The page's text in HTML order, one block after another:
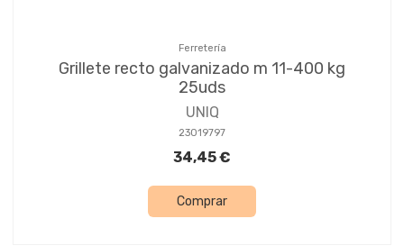
Ferretería
Grillete recto galvanizado m 11-400 kg
25uds
UNIQ
23019797
34,45 €
Comprar